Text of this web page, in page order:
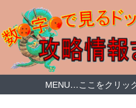
MENU…ここをクリッ